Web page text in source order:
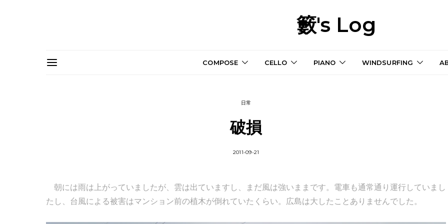
籔's Log
COMPOSE CELLO PIANO WINDSURFING
日常
破損
2011-09-21
朝には雨は上がっていましたが、雲は出ていますし、まだ風は強いままです。電車も通常通り運行していまし
たし、台風による被害はマンション前の植木が倒れていたくらい。広島は大したことありませんでした。